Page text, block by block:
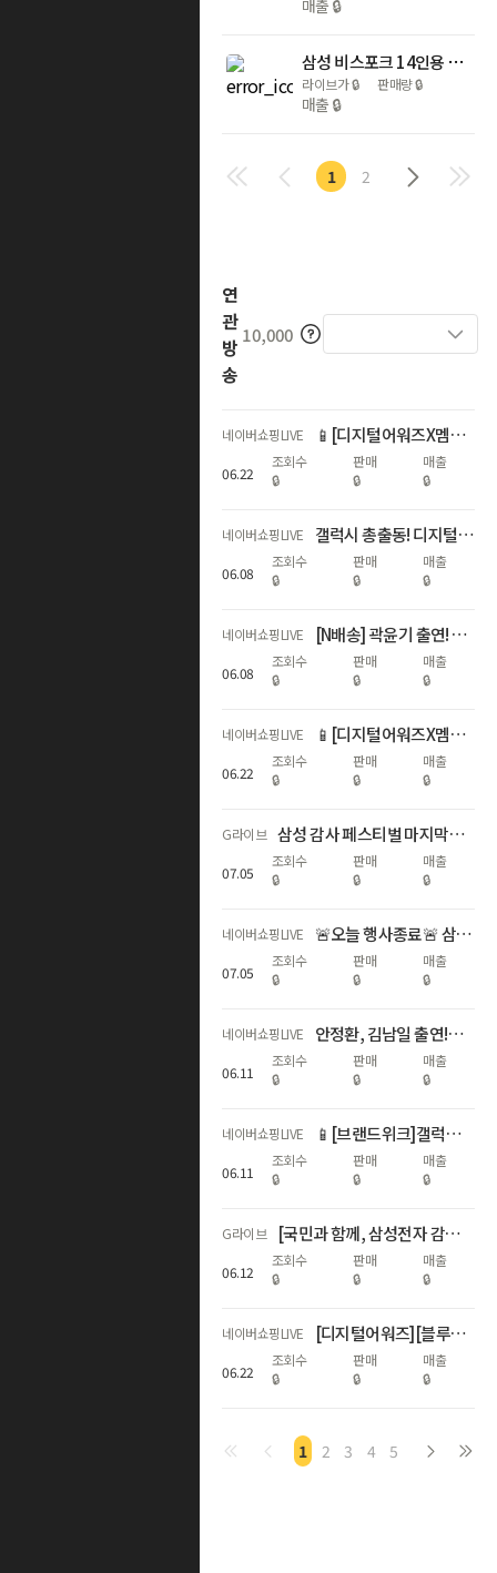
매출 🔒
삼성 비스포크 14인용 열풍 AI 히든 식기세척기 정수필터+3구 인덕션 원격제어 끓음감지
라이브가🔒 판매량🔒
매출 🔒
1 2
연
관
방
송
10,000
네이버쇼핑LIVE 📱[디지털어워즈X멤버십데이]갤럭시자급제 쇼마젠시 역대급 추가적립 라이브
06.22
조회수
🔒
판매
🔒
매출
🔒
네이버쇼핑LIVE 갤럭시 총출동! 디지털 온누리상품권 20%+라이브3%적립+구매인증💙
06.08
조회수
🔒
판매
🔒
매출
🔒
네이버쇼핑LIVE [N배송] 곽윤기 출연! S26 서클투서치🔎추가적립3%+N포인트추가증정
06.08
조회수
🔒
판매
🔒
매출
🔒
네이버쇼핑LIVE 📱[디지털어워즈X멤버십데이]갤럭시자급제 쇼마젠시 역대급 추가적립 라이브
06.22
조회수
🔒
판매
🔒
매출
🔒
G라이브 삼성 감사 페스티벌 마지막날⏰갤럭시 다품목 역대급 혜택
07.05
조회수
🔒
판매
🔒
매출
🔒
네이버쇼핑LIVE 🚨오늘 행사종료🚨 삼성 갤럭시 디지털 온누리상품권 20% 라스트 찬스
07.05
조회수
🔒
판매
🔒
매출
🔒
네이버쇼핑LIVE 안정환, 김남일 출연!갤럭시 S26 국민과 함께, 삼성전자 감사 페스티벌
06.11
조회수
🔒
판매
🔒
매출
🔒
네이버쇼핑LIVE 📱[브랜드위크]갤럭시 자급제 전모델 쇼마젠시 추가적립 라이브📱
06.11
조회수
🔒
판매
🔒
매출
🔒
G라이브 [국민과 함께, 삼성전자 감사 페스티벌] 갤럭시다품목
06.12
조회수
🔒
판매
🔒
매출
🔒
네이버쇼핑LIVE [디지털어워즈][블루밍] 🎉갤럭시 S26 시리즈 자급제폰 라이브🎉
06.22
조회수
🔒
판매
🔒
매출
🔒
1 2 3 4 5